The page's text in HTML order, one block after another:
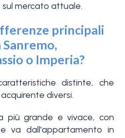
mercato attuale.
principali
o Imperia?
distinte, che
diversi.
più grande e vivace, con
va dall'appartamento in